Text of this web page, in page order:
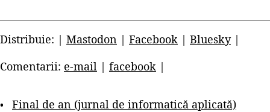
Distribuie: | Mastodon | Facebook | Bluesky|
Comentarii: e-mail | facebook |
Final de an (jurnal de informatică aplicată)